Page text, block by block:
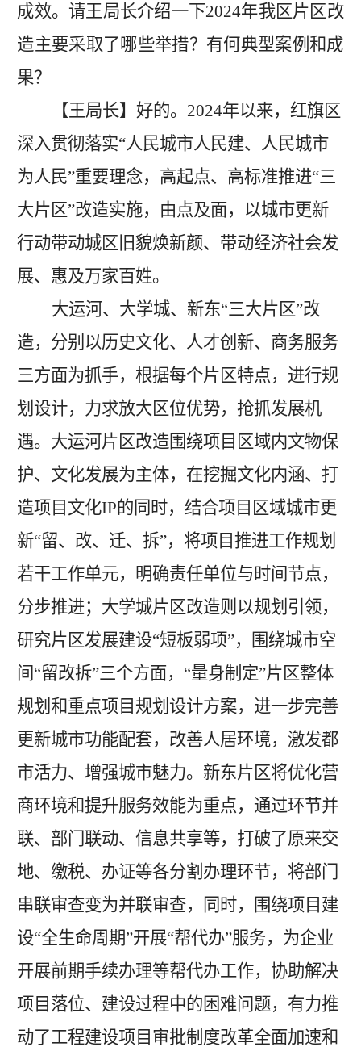
成效。 请王局长介绍一下2024年我区片区改
造主要采取了哪些举措？有何典型案例和成
果？
【王局长】好的。 2024年以来，红旗区
深入贯彻落实“人民城市人民建、人民城市
为人民”重要理念，高起点、高标准推进“三
大片区”改造实施，由点及面，以城市更新
行动带动城区旧貌焕新颜、带动经济社会发
展、惠及万家百姓。
大运河、大学城、新东“三大片区”改
造，分别以历史文化、人才创新、商务服务
三方面为抓手，根据每个片区特点，进行规
划设计，力求放大区位优势，抢抓发展机
遇。大运河片区改造围绕项目区域内文物保
护、文化发展为主体，在挖掘文化内涵、打
造项目文化IP的同时，结合项目区域城市更
新“留、改、迁、拆”，将项目推进工作规划
若干工作单元， 明确责任单位与时间节点，
分步推进；大学城片区改造则以规划引领，
研究片区发展建设“短板弱项”，围绕城市空
间“留改拆”三个方面，“量身制定”片区整体
规划和重点项目规划设计方案，进一步完善
更新城市功能配套，改善人居环境，激发都
市活力、增强城市魅力。新东片区将优化营
商环境和提升服务效能为重点，通过环节并
联、部门联动、信息共享等，打破了原来交
地、缴税、办证等各分割办理环节，将部门
串联审查变为并联审查，同时，围绕项目建
设“全生命周期”开展“帮代办”服务，为企业
开展前期手续办理等帮代办工作，协助解决
项目落位、建设过程中的困难问题，有力推
动了工程建设项目审批制度改革全面加速和